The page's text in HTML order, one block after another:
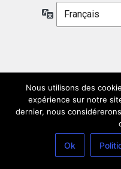
Langue
Nous utilisons des
expérience sur notre
dernier, nous
Ok